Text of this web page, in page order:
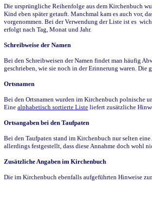
Die ursprüngliche Reihenfolge aus dem Kirchenbuch
Kind eben später getauft. Manchmal kam es auch vor,
vorgenommen. Bei der Verwendung der Liste ist es
erfolgt nach Tag, Monat und Jahr.
Schreibweise der Namen
Bei den Schreibweisen der Namen findet man häufig
geschrieben, wie sie noch in der Erinnerung waren. Die
Ortsnamen
Bei den Ortsnamen wurden im Kirchenbuch polnische
Eine alphabetisch sortierte Liste liefert zusätzliche
Ortsangaben bei den Taufpaten
Bei den Taufpaten stand im Kirchenbuch nur selten
allerdings festgestellt, dass diese Annahme doch wohl
Zusätzliche Angaben im Kirchenbuch
Die im Kirchenbuch ebenfalls aufgeführten Hinweise